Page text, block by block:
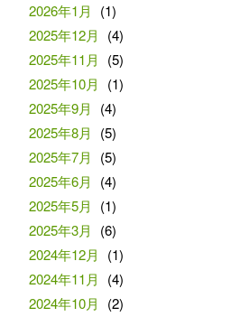
2026年1月
(1)
2025年12月
(4)
2025年11月
(5)
2025年10月
(1)
2025年9月
(4)
2025年8月
(5)
2025年7月
(5)
2025年6月
(4)
2025年5月
(1)
2025年3月
(6)
2024年12月
(1)
2024年11月
(4)
2024年10月
(2)